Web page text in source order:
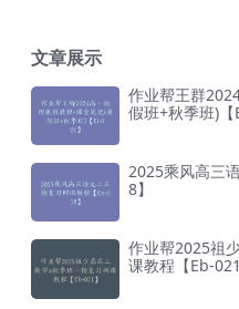
文章展示
作业帮王群
假班+秋季班)【
2025乘风高三
8】
作业帮2025祖
课教程【Eb-021